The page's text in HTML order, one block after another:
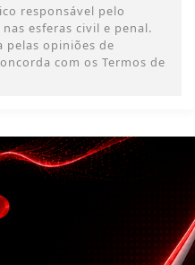
responsável pelo
esferas civil e penal.
pelas opiniões de
com os Termos de